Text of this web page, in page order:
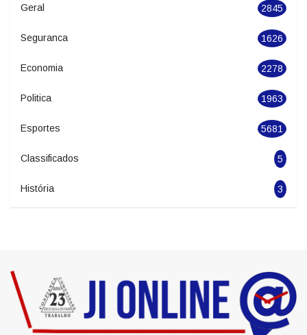
Cidades 551
Noticias 20391
Geral 2845
Seguranca 1626
Economia 2278
Politica 1963
Esportes 5681